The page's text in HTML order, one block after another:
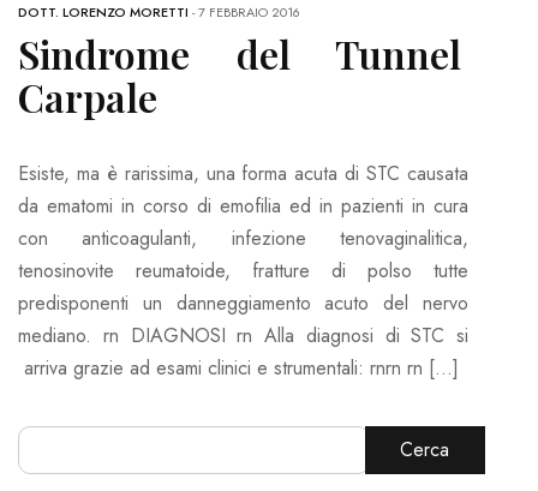
DOTT. LORENZO MORETTI -7 FEBBRAIO 2016
Sindrome del Tunnel
Carpale
Esiste, ma è rarissima, una forma acuta di STC causata
da ematomi in corso di emofilia ed in pazienti in cura
con anticoagulanti, infezione tenovaginalitica,
tenosinovite reumatoide, fratture di polso tutte
predisponenti un danneggiamento acuto del nervo
mediano. rn DIAGNOSI rn Alla diagnosi di STC si
arriva grazie ad esami clinici e strumentali: rnrn rn […]
Cerca